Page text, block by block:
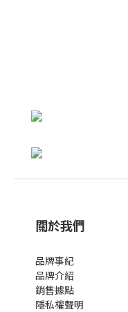
關於我們
品牌事紀
品牌介紹
銷售據點
隱私權聲明